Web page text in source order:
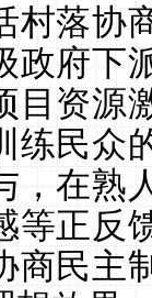
村落协
政府下
目资源
练民众
，在熟
等正反
商民主